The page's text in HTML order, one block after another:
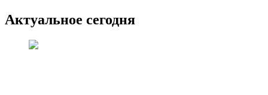
Актуальное сегодня